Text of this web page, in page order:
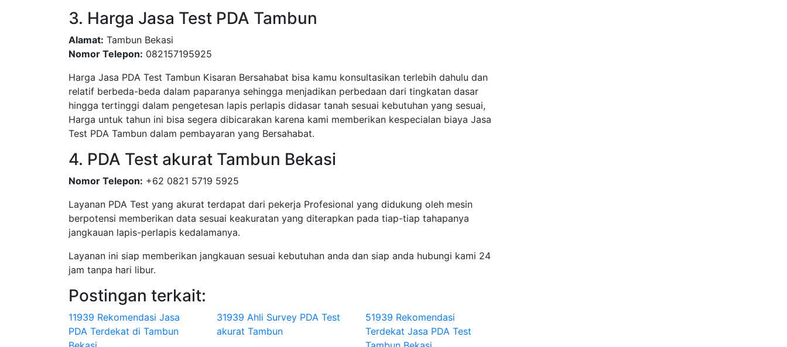
3. Harga Jasa Test PDA Tambun
Alamat: Tambun Bekasi
Nomor Telepon: 082157195925
Harga Jasa PDA Test Tambun Kisaran Bersahabat bisa kamu konsultasikan terlebih dahulu dan
relatif berbeda-beda dalam paparanya sehingga menjadikan perbedaan dari tingkatan dasar
hingga tertinggi dalam pengetesan lapis perlapis didasar tanah sesuai kebutuhan yang sesuai,
Harga untuk tahun ini bisa segera dibicarakan karena kami memberikan kespecialan biaya Jasa
Test PDA Tambun dalam pembayaran yang Bersahabat.
4. PDA Test akurat Tambun Bekasi
Nomor Telepon: +62 0821 5719 5925
Layanan PDA Test yang akurat terdapat dari pekerja Profesional yang didukung oleh mesin
berpotensi memberikan data sesuai keakuratan yang diterapkan pada tiap-tiap tahapanya
jangkauan lapis-perlapis kedalamanya.
Layanan ini siap memberikan jangkauan sesuai kebutuhan anda dan siap anda hubungi kami 24
jam tanpa hari libur.
Postingan terkait:
11939 Rekomendasi Jasa
PDA Terdekat di Tambun
31939 Ahli Survey PDA Test
akurat Tambun
51939 Rekomendasi
Terdekat Jasa PDA Test